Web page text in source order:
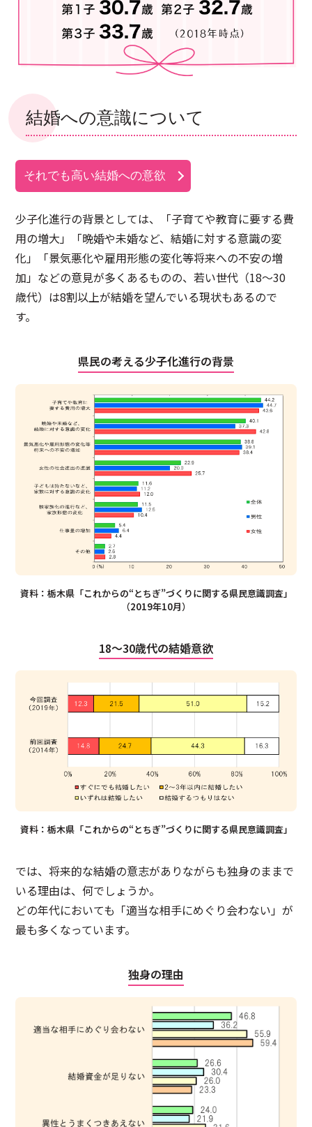
結婚への意識について
それでも高い結婚への意欲
少子化進行の背景としては、「子育てや教育に要する費
用の増大」「晩婚や未婚など、結婚に対する意識の変
化」「景気悪化や雇用形態の変化等将来への不安の増
加」などの意見が多くあるものの、若い世代（18〜30
歳代）は8割以上が結婚を望んでいる現状もあるので
す。
県民の考える少子化進行の背景
資料：栃木県「これからの“とちぎ”づくりに関する県民意識調査」
（2019年10月）
18〜30歳代の結婚意欲
資料：栃木県「これからの“とちぎ”づくりに関する県民意識調査」
では、将来的な結婚の意志がありながらも独身のままで
いる理由は、何でしょうか。
どの年代においても「適当な相手にめぐり会わない」が
最も多くなっています。
独身の理由